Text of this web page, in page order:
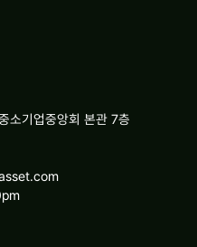
소기업중앙회 본관 7층